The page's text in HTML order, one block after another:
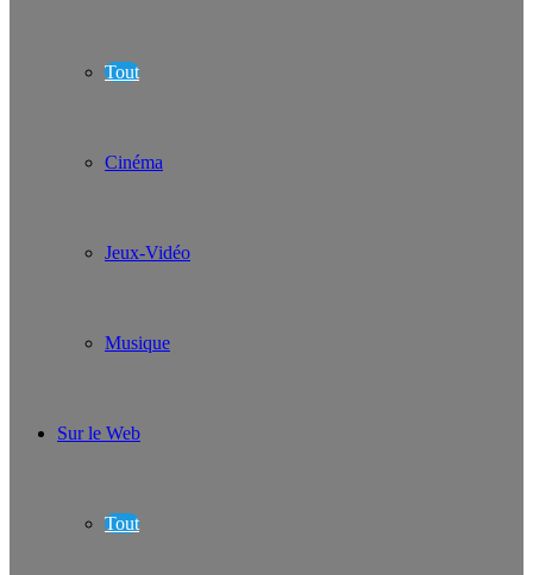
Tout
Cinéma
Jeux-Vidéo
Musique
Sur le Web
Tout